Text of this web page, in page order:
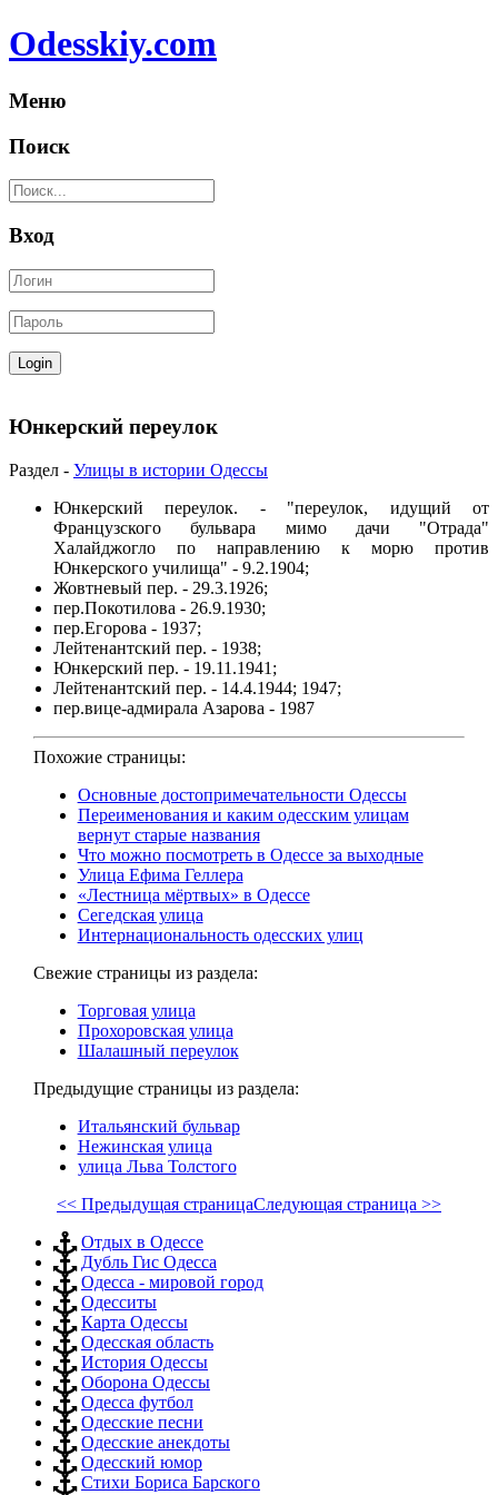
Odesskiy.com
Меню
Поиск
Вход
Юнкерский переулок
Раздел - Улицы в истории Одессы
Юнкерский переулок. - "переулок, идущий от
Французского бульвара мимо дачи "Отрада"
Халайджогло по направлению к морю против
Юнкерского училища" - 9.2.1904;
Жовтневый пер. - 29.3.1926;
пер.Покотилова - 26.9.1930;
пер.Егорова - 1937;
Лейтенантский пер. - 1938;
Юнкерский пер. - 19.11.1941;
Лейтенантский пер. - 14.4.1944; 1947;
пер.вице-адмирала Азарова - 1987
Похожие страницы:
Основные достопримечательности Одессы
Переименования и каким одесским улицам
вернут старые названия
Что можно посмотреть в Одессе за выходные
Улица Ефима Геллера
«Лестница мёртвых» в Одессе
Сегедская улица
Интернациональность одесских улиц
Свежие страницы из раздела:
Торговая улица
Прохоровская улица
Шалашный переулок
Предыдущие страницы из раздела:
Итальянский бульвар
Нежинская улица
улица Льва Толстого
<< Предыдущая страницаСледующая страница >>
Отдых в Одессе
Дубль Гис Одесса
Одесса - мировой город
Одесситы
Карта Одессы
Одесская область
История Одессы
Оборона Одессы
Одесса футбол
Одесские песни
Одесские анекдоты
Одесский юмор
Стихи Бориса Барского